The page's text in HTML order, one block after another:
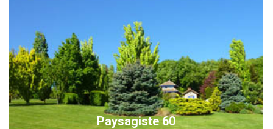
Paysagiste 60